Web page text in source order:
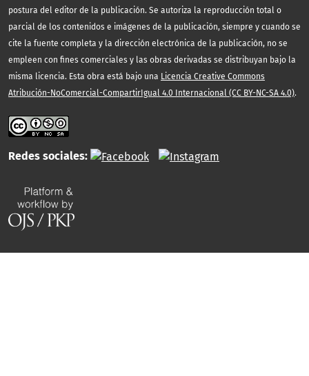
postura del editor de la publicación. Se autoriza la reproducción total o
parcial de los contenidos e imágenes de la publicación, siempre y cuando se
cite la fuente completa y la dirección electrónica de la publicación, no se
empleen con fines comerciales y las obras derivadas se distribuyan bajo la
misma licencia. Esta obra está bajo una Licencia Creative Commons
Atribución-NoComercial-CompartirIgual 4.0 Internacional (CC BY-NC-SA 4.0).
Redes sociales: